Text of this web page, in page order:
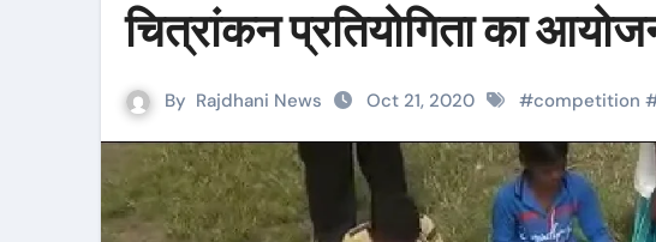
चित्रांकन प्रतियोगिता का
By Rajdhani News Oct 21, 2020 #competition